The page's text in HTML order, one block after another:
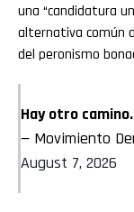
una “candidatura
alternativa común
del peronismo
Hay otro camino.
— Movimiento
August 7, 2026